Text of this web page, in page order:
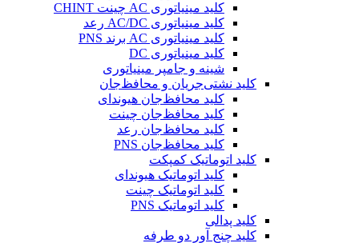
کلید مینیاتوری AC چینت CHINT
کلید مینیاتوری AC/DC رعد
کلید مینیاتوری AC برند PNS
کلید مینیاتوری DC
شینه و جامپر مینیاتوری
کلید نشتی‌جریان و محافظ‌جان
کلید محافظ‌جان هیوندای
کلید محافظ‌جان چینت
کلید محافظ‌جان رعد
کلید محافظ‌جان PNS
کلید اتوماتیک کمپکت
کلید اتوماتیک هیوندای
کلید اتوماتیک چینت
کلید اتوماتیک PNS
کلید پدالی
کلید چنج آور دو طرفه